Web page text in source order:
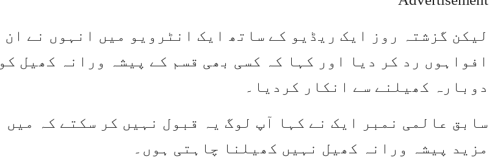
لیکن گزشتہ روز ایک ریڈیو کے ساتھ ایک انٹرویو میں انہوں نے ان
افواہوں رد کر دیا اور کہا کہ کسی بھی قسم کے پیشہ ورانہ کھیل کو
دوبارہ کھیلنے سے انکار کردیا۔
سابق عالمی نمبر ایک نے کہا آپ لوگ یہ قبول نہیں کر سکتے کہ میں
مزید پیشہ ورانہ کھیل نہیں کھیلنا چاہتی ہوں۔